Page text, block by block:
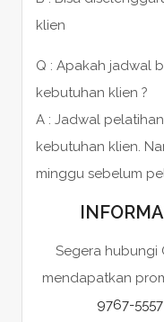
klien
Q : Apakah jadwal
kebutuhan klien ?
A : Jadwal
kebutuhan klien.
minggu sebelum
Segera hubungi
mendapatkan
9767-5557